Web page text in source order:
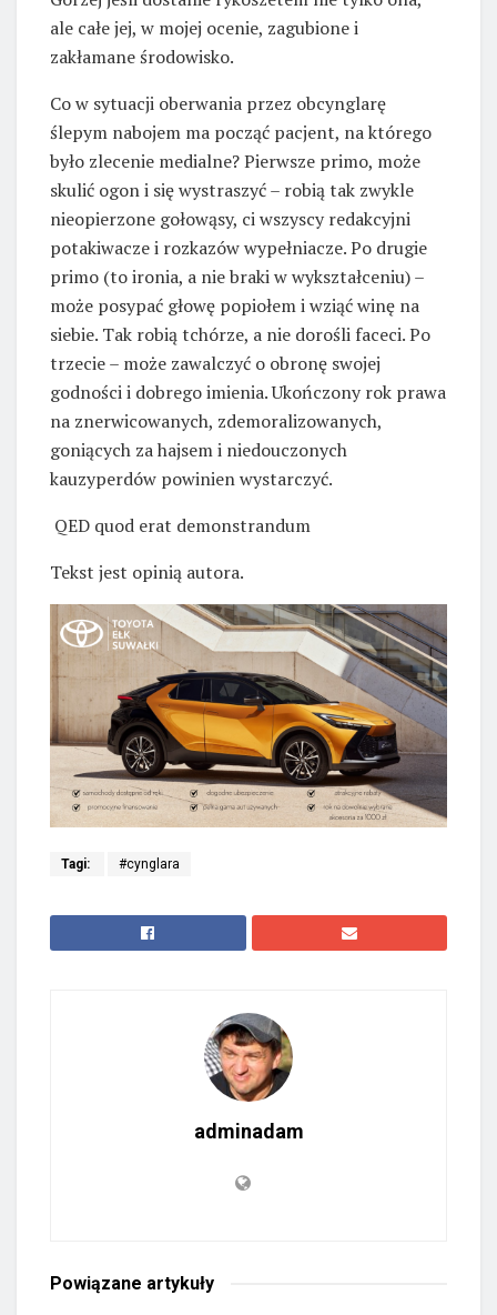
ale całe jej, w mojej ocenie, zagubione i
zakłamane środowisko.
Co w sytuacji oberwania przez obcynglarę
ślepym nabojem ma począć pacjent, na którego
było zlecenie medialne? Pierwsze primo, może
skulić ogon i się wystraszyć – robią tak zwykle
nieopierzone gołowąsy, ci wszyscy redakcyjni
potakiwacze i rozkazów wypełniacze. Po drugie
primo (to ironia, a nie braki w wykształceniu) –
może posypać głowę popiołem i wziąć winę na
siebie. Tak robią tchórze, a nie dorośli faceci. Po
trzecie – może zawalczyć o obronę swojej
godności i dobrego imienia. Ukończony rok prawa
na znerwicowanych, zdemoralizowanych,
goniących za hajsem i niedouczonych
kauzyperdów powinien wystarczyć.
QED quod erat demonstrandum
Tekst jest opinią autora.
Tagi: #cynglara
adminadam
Powiązane artykuły